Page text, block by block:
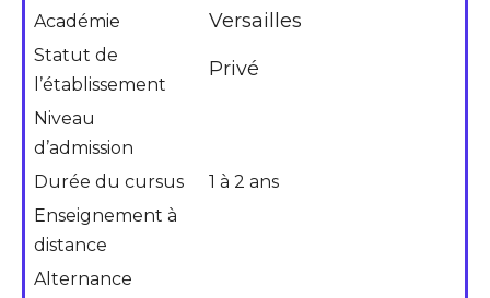
Académie
Versailles
Statut de
l’établissement
Privé
Niveau
d’admission
Durée du cursus
1 à 2 ans
Enseignement à
distance
Alternance